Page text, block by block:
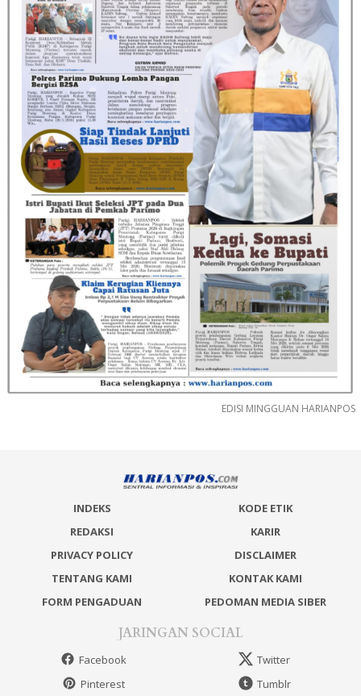
EDISI MINGGUAN HARIANPOS
INDEKS
KODE ETIK
REDAKSI
KARIR
PRIVACY POLICY
DISCLAIMER
TENTANG KAMI
KONTAK KAMI
FORM PENGADUAN
PEDOMAN MEDIA SIBER
JARINGAN SOCIAL
Facebook
Twitter
Pinterest
Tumblr